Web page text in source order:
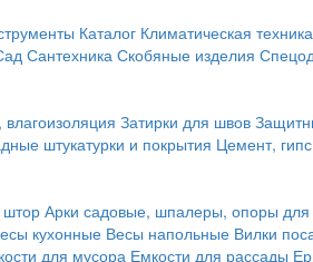
Каталог Климатическая
Сантехника Скобяные изделия
Затирки для швов
штукатурки и покрытия Цемент,
штор Арки садовые, шпалеры, опоры для
кухонные Весы напольные Вилки
для мусора Емкости для рассады